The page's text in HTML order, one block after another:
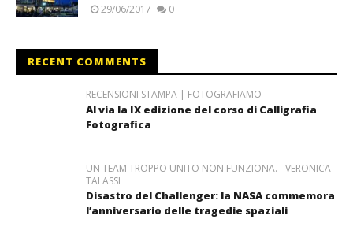
29/06/2017 0
RECENT COMMENTS
RECENSIONI STAMPA | FOTOGRAFIAMO
Al via la IX edizione del corso di Calligrafia
Fotografica
UN TEAM TROPPO UNITO NON FUNZIONA. - VERONICA
TALASSI
Disastro del Challenger: la NASA commemora
l’anniversario delle tragedie spaziali